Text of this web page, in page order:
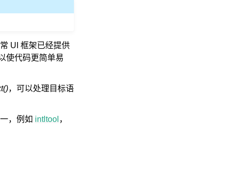
UI 框架已经提供
使代码更简单易
，可以处理目标语
，例如 intltool ，